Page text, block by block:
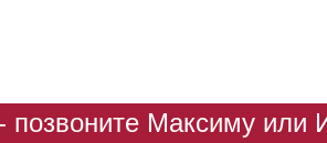
позвоните Максиму или